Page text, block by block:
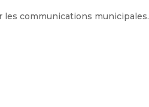
les communications municipales.